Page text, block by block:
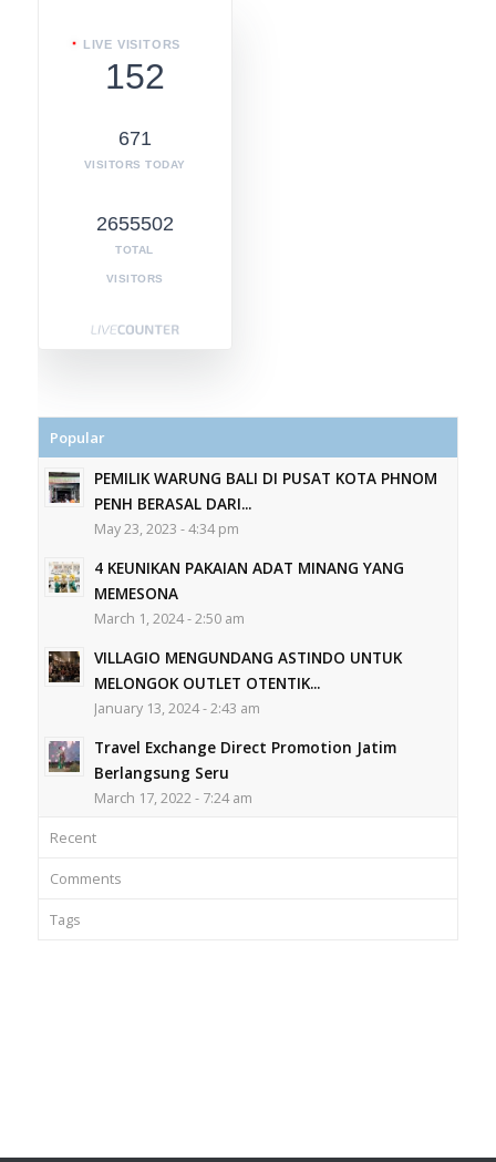
LIVE VISITORS
152
671
VISITORS TODAY
2655502
TOTAL
VISITORS
Popular
PEMILIK WARUNG BALI DI PUSAT KOTA PHNOM
PENH BERASAL DARI...
May 23, 2023 - 4:34 pm
4 KEUNIKAN PAKAIAN ADAT MINANG YANG
MEMESONA
March 1, 2024 - 2:50 am
VILLAGIO MENGUNDANG ASTINDO UNTUK
MELONGOK OUTLET OTENTIK...
January 13, 2024 - 2:43 am
Travel Exchange Direct Promotion Jatim
Berlangsung Seru
March 17, 2022 - 7:24 am
Recent
Comments
Tags